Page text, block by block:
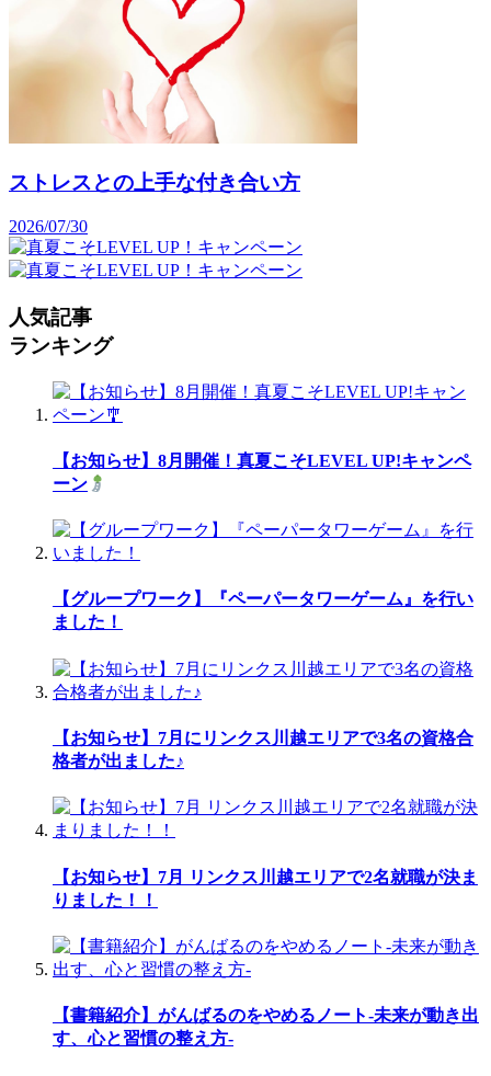
ストレスとの上手な付き合い方
2026/07/30
人気記事
ランキング
【お知らせ】8月開催！真夏こそLEVEL UP!キャンペ
ーン
【グループワーク】『ペーパータワーゲーム』を行い
ました！
【お知らせ】7月にリンクス川越エリアで3名の資格合
格者が出ました♪
【お知らせ】7月 リンクス川越エリアで2名就職が決ま
りました！！
【書籍紹介】がんばるのをやめるノート-未来が動き出
す、心と習慣の整え方-